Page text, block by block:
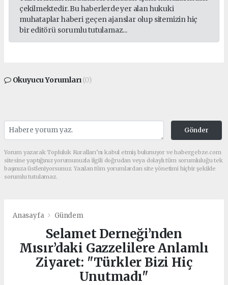
çekilmektedir. Bu haberlerde yer alan hukuki
muhataplar haberi geçen ajanslar olup sitemizin hiç
bir editörü sorumlu tutulamaz...
Okuyucu Yorumları(0)
Gönder
Yorum yazarak Topluluk Kuralları’nı kabul etmiş bulunuyor ve habergebze.com
sitesine yaptığınız yorumunuzla ilgili doğrudan veya dolaylı tüm sorumluluğu tek
başınıza üstleniyorsunuz. Yazılan tüm yorumlardan site yönetimi hiçbir şekilde
sorumlu tutulamaz.
Anasayfa Gündem
Selamet Derneği’nden
Mısır’daki Gazzelilere Anlamlı
Ziyaret: "Türkler Bizi Hiç
Unutmadı"